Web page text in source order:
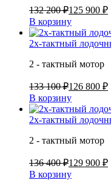
132 200 ₽125 900 ₽
В корзину
2х-тактный
2 - тактный мотор
133 100 ₽126 800 ₽
В корзину
2х-тактный
2 - тактный мотор
136 400 ₽129 900 ₽
В корзину